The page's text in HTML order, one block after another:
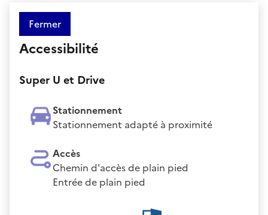
Fermer
Accessibilité
Super U et Drive
Stationnement
Stationnement adapté à proximité
Accès
Chemin d'accès de plain pied
Entrée de plain pied